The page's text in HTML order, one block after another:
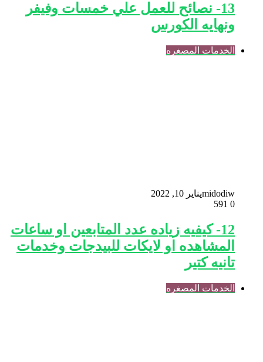
13- نصائح للعمل علي خمسات وفيفر
ونهايه الكورس
الخدمات المصغره
midodiwيناير 10, 2022
0
12- كيفيه زياده عدد المتابعين او ساعات
المشاهده او لايكات للبيدجات وخدمات
تانيه كتير
الخدمات المصغره